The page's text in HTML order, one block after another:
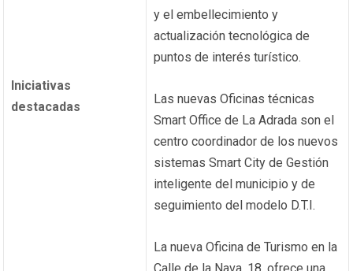
Iniciativas
destacadas
y el embellecimiento y
actualización tecnológica de
puntos de interés turístico.
Las nuevas Oficinas técnicas
Smart Office de La Adrada son el
centro coordinador de los nuevos
sistemas Smart City de Gestión
inteligente del municipio y de
seguimiento del modelo D.T.I.
La nueva Oficina de Turismo en la